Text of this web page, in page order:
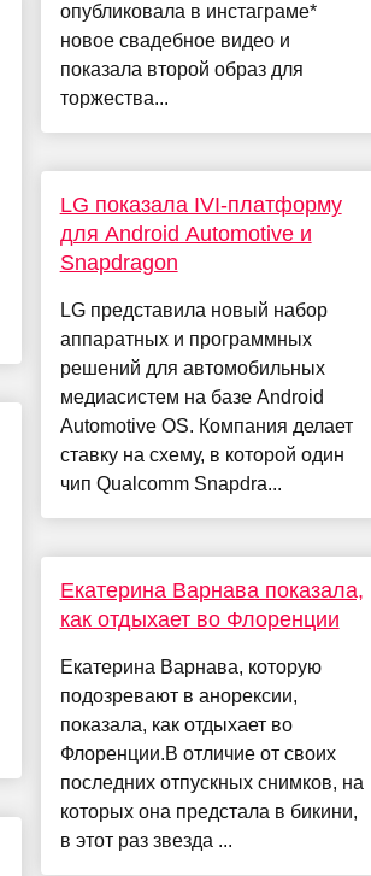
опубликовала в инстаграме*
новое свадебное видео и
показала второй образ для
торжества...
LG показала IVI-платформу
для Android Automotive и
Snapdragon
LG представила новый набор
аппаратных и программных
решений для автомобильных
медиасистем на базе Android
Automotive OS. Компания делает
ставку на схему, в которой один
чип Qualcomm Snapdra...
Екатерина Варнава показала,
как отдыхает во Флоренции
Екатерина Варнава, которую
подозревают в анорексии,
показала, как отдыхает во
Флоренции.В отличие от своих
последних отпускных снимков, на
которых она предстала в бикини,
в этот раз звезда ...